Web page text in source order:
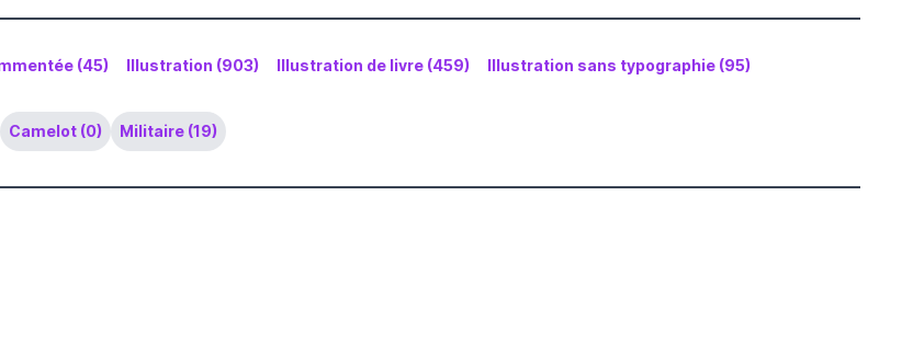
(45) Illustration (903) Illustration de livre (459) Illustration sans typographie (95)
Camelot (0) Militaire (19)